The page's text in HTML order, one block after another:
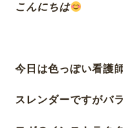
こんにちは
今日は色っぽい看護
スレンダーですがバ